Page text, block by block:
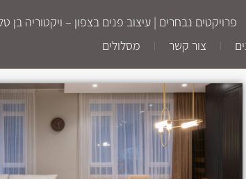
פרויקטים נבחרים | עיצוב פנים בצפון – ויקטוריה בן טל
צור קשר מסלולים